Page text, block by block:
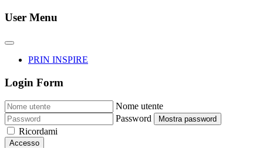
User Menu
PRIN INSPIRE
Login Form
Nome utente
Password
Mostra password
Ricordami
Accesso